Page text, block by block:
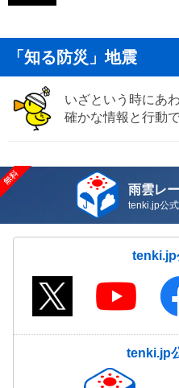
「知る防災」地震
いざという時にあ
確かな情報と行動
雨雲レ
tenki.jp公
tenki.jp
tenki.jp